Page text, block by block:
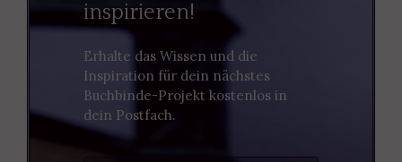
inspirieren!
Erhalte das Wissen und die
Inspiration für dein nächstes
Buchbinde-Projekt kostenlos in
dein Postfach.